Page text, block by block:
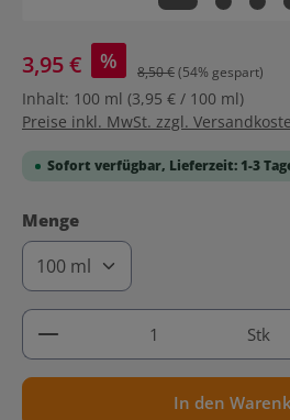
3,95 € % 8,50 €(54% gespart)
Inhalt: 100 ml (3,95 € / 100 ml)
Preise inkl. MwSt. zzgl.
Sofort verfügbar, Lieferzeit: 1-3
Mengeauswählen
Produkt Anzahl: Gib denStk
In den